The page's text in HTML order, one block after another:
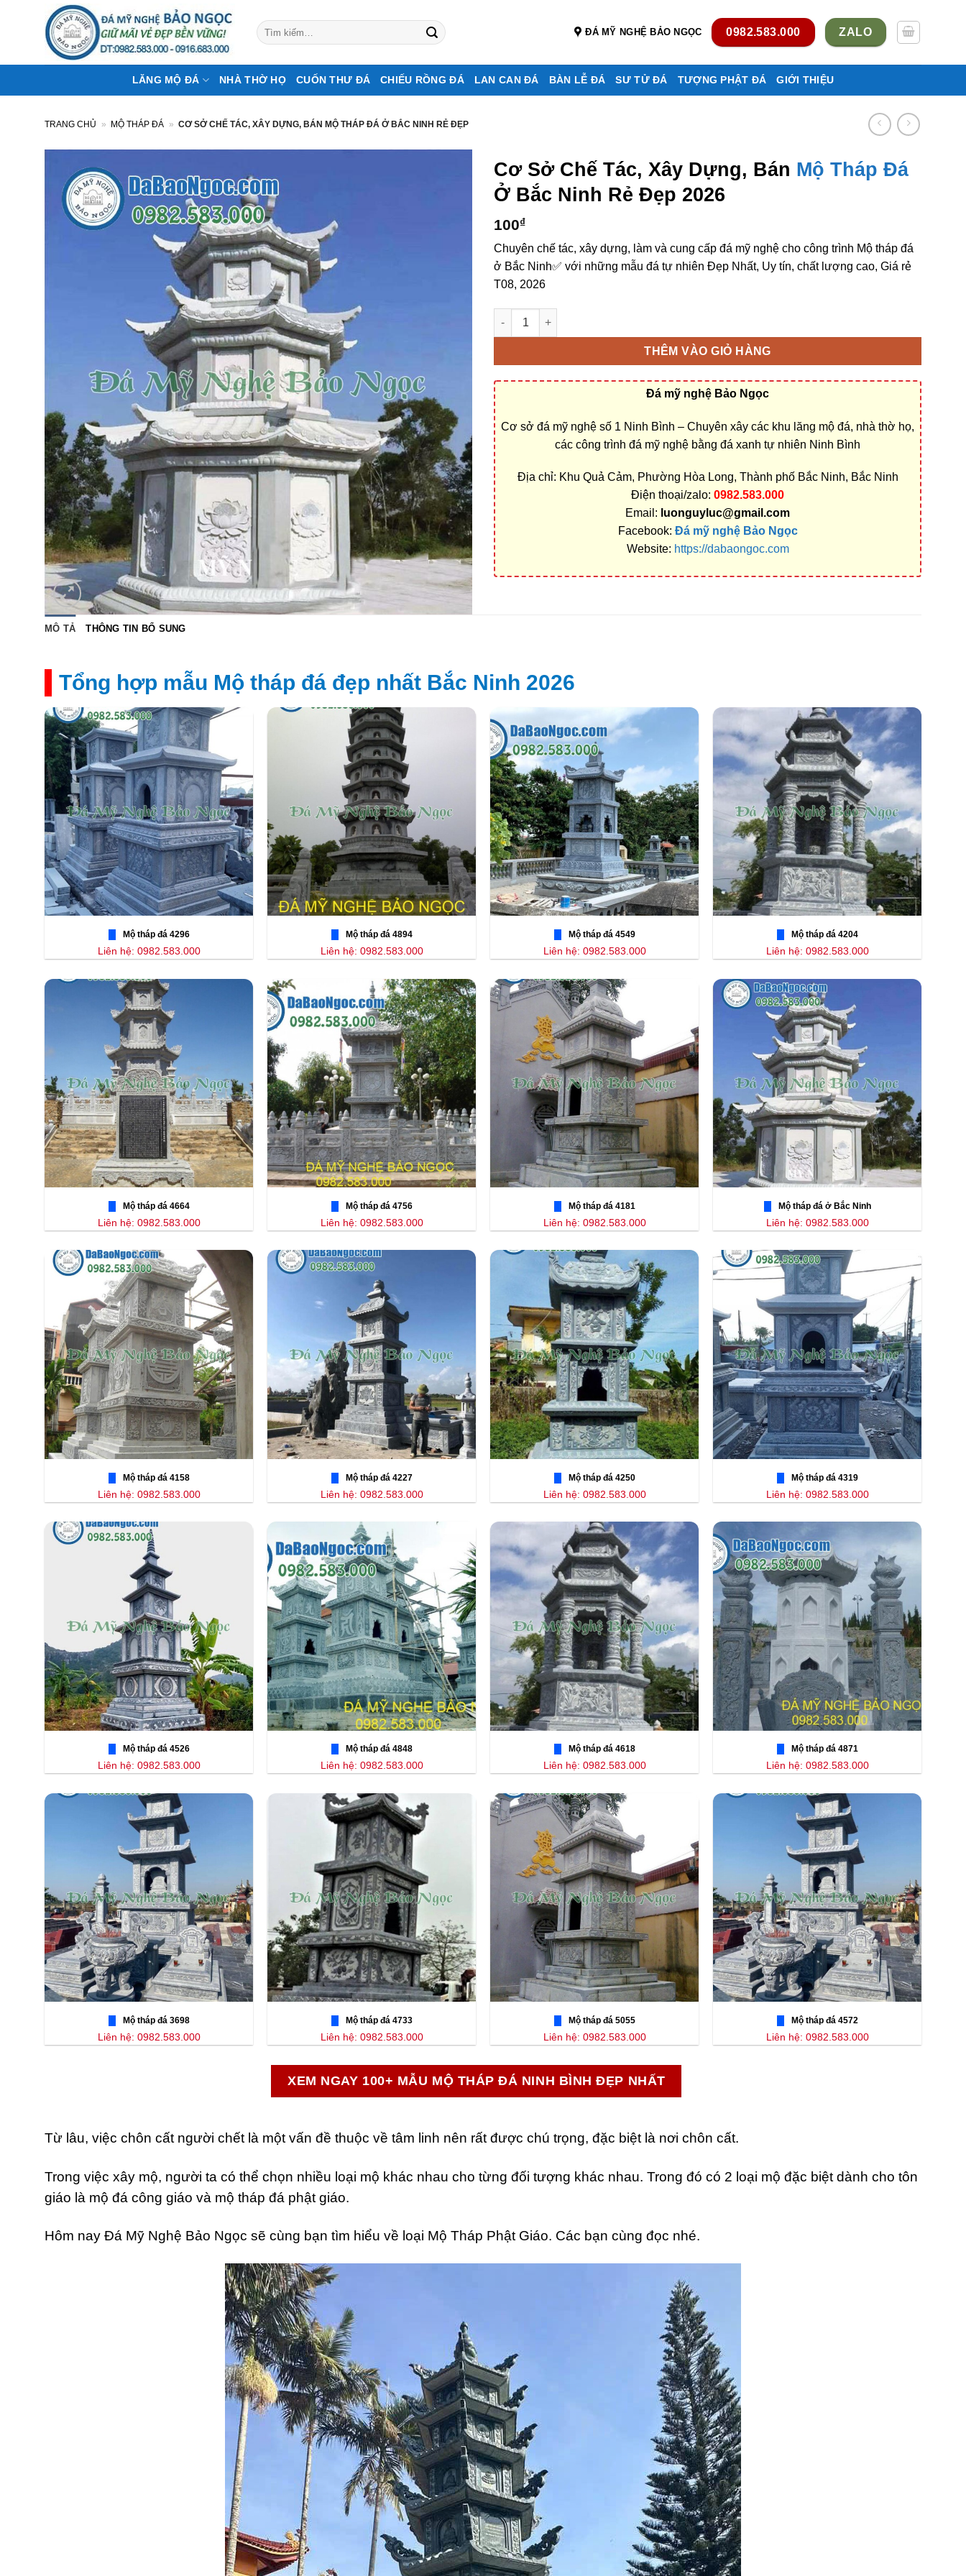
dung
Tìm
kiếm:
ĐÁ MỸ NGHỆ BẢO NGỌC 0982.583.000 ZALO
LĂNG MỘ ĐÁ NHÀ THỜ HỌ CUỐN THƯ ĐÁ CHIẾU RỒNG ĐÁ LAN CAN ĐÁ BÀN LỄ ĐÁ SƯ TỬ ĐÁ TƯỢNG PHẬT ĐÁ GIỚI THIỆU
TRANG CHỦ » MỘ THÁP ĐÁ » CƠ SỞ CHẾ TÁC, XÂY DỰNG, BÁN MỘ THÁP ĐÁ Ở BẮC NINH RẺ ĐẸP
Cơ Sở Chế Tác, Xây Dựng, Bán Mộ Tháp Đá
Ở Bắc Ninh Rẻ Đẹp 2026
100₫
Chuyên chế tác, xây dựng, làm và cung cấp đá mỹ nghệ cho công trình Mộ tháp đá
ở Bắc Ninh✅ với những mẫu đá tự nhiên Đẹp Nhất, Uy tín, chất lượng cao, Giá rẻ
T08, 2026
Cơ sở chế tác, xây dựng, bán Mộ tháp đá ở Bắc Ninh rẻ đẹp số lượng
THÊM VÀO GIỎ HÀNG
Đá mỹ nghệ Bảo Ngọc
Cơ sở đá mỹ nghệ số 1 Ninh Bình – Chuyên xây các khu lăng mộ đá, nhà thờ họ,
các công trình đá mỹ nghệ bằng đá xanh tự nhiên Ninh Bình
Địa chỉ: Khu Quả Cảm, Phường Hòa Long, Thành phố Bắc Ninh, Bắc Ninh
Điện thoại/zalo: 0982.583.000
Email: luonguyluc@gmail.com
Facebook: Đá mỹ nghệ Bảo Ngọc
Website: https://dabaongoc.com
MÔ TẢ THÔNG TIN BỔ SUNG
Tổng hợp mẫu Mộ tháp đá đẹp nhất Bắc Ninh 2026
Mộ tháp đá 4296
Liên hệ: 0982.583.000
Mộ tháp đá 4894
Liên hệ: 0982.583.000
Mộ tháp đá 4549
Liên hệ: 0982.583.000
Mộ tháp đá 4204
Liên hệ: 0982.583.000
Mộ tháp đá 4664
Liên hệ: 0982.583.000
Mộ tháp đá 4756
Liên hệ: 0982.583.000
Mộ tháp đá 4181
Liên hệ: 0982.583.000
Mộ tháp đá ở Bắc Ninh
Liên hệ: 0982.583.000
Mộ tháp đá 4158
Liên hệ: 0982.583.000
Mộ tháp đá 4227
Liên hệ: 0982.583.000
Mộ tháp đá 4250
Liên hệ: 0982.583.000
Mộ tháp đá 4319
Liên hệ: 0982.583.000
Mộ tháp đá 4526
Liên hệ: 0982.583.000
Mộ tháp đá 4848
Liên hệ: 0982.583.000
Mộ tháp đá 4618
Liên hệ: 0982.583.000
Mộ tháp đá 4871
Liên hệ: 0982.583.000
Mộ tháp đá 3698
Liên hệ: 0982.583.000
Mộ tháp đá 4733
Liên hệ: 0982.583.000
Mộ tháp đá 5055
Liên hệ: 0982.583.000
Mộ tháp đá 4572
Liên hệ: 0982.583.000
XEM NGAY 100+ MẪU MỘ THÁP ĐÁ NINH BÌNH ĐẸP NHẤT
Từ lâu, việc chôn cất người chết là một vấn đề thuộc về tâm linh nên rất được chú trọng, đặc biệt là nơi chôn cất.
Trong việc xây mộ, người ta có thể chọn nhiều loại mộ khác nhau cho từng đối tượng khác nhau. Trong đó có 2 loại mộ đặc biệt dành cho tôn
giáo là mộ đá công giáo và mộ tháp đá phật giáo.
Hôm nay Đá Mỹ Nghệ Bảo Ngọc sẽ cùng bạn tìm hiểu về loại Mộ Tháp Phật Giáo. Các bạn cùng đọc nhé.